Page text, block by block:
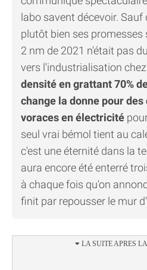
labo savent décevoir. Sauf
plutôt bien ses promesses
2 nm de 2021 n'était pas
vers l'industrialisation
densité en grattant 70%
change la donne pour
voraces en électricité
seul vrai bémol tient au
c'est une éternité dans la
aura encore été enterré
à chaque fois qu'on
finit par repousser le mur